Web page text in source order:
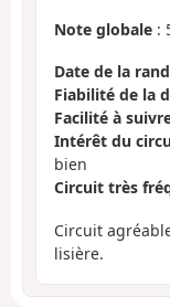
Note globale :
Date de la
Fiabilité de la
Facilité à
Intérêt du
bien
Circuit très
Circuit
lisière.